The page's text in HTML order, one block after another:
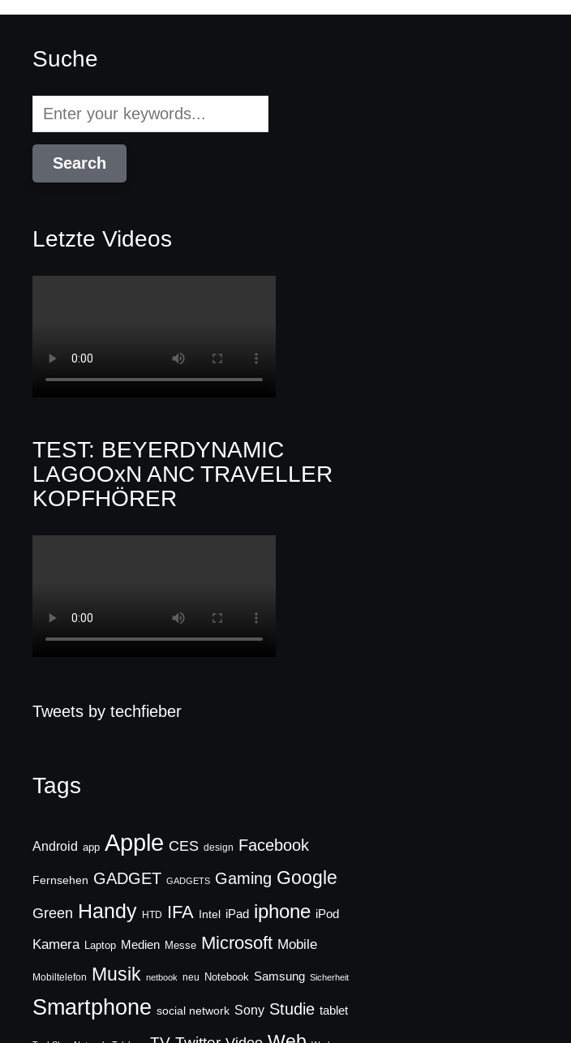
Suche
Letzte Videos
TEST: BEYERDYNAMIC
LAGOOxN ANC TRAVELLER
KOPFHÖRER
Tweets by techfieber
Tags
Android app Apple CES design Facebook
Fernsehen GADGET GADGETS Gaming Google
Green Handy HTD IFA Intel iPad iphone iPod
Kamera Laptop Medien Messe Microsoft Mobile
Mobiltelefon Musik netbook neu Notebook Samsung Sicherheit
Smartphone social network Sony Studie tablet